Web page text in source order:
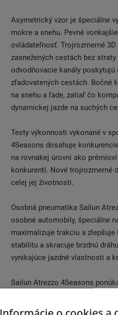
Asymetrický vzor je špeciálne
mokre a snehu. Pevné
ovládateľnosť. Trojrozmerné
zasnežených cestách bez
odvodňovacie kanály
zľadovatených cestách. Bočné
na snehu a ľade, zatiaľ čo
dynamickej jazde na suchých
Testy výkonnosti vykonané v
4Seasons dosahuje
na rovnakej úrovni ako
konkurenti. Nové trojrozmerné
celej jej životnosti.
Osobná pneumatika Sailun
osobné automobily, špeciálne
maximalizuje trakciu a
stabilitu a skracuje brzdnú
vynikajúce jazdné vlastnosti a
Sailun Atrezzo 4Seasons
voľba pre mestských vodičov,